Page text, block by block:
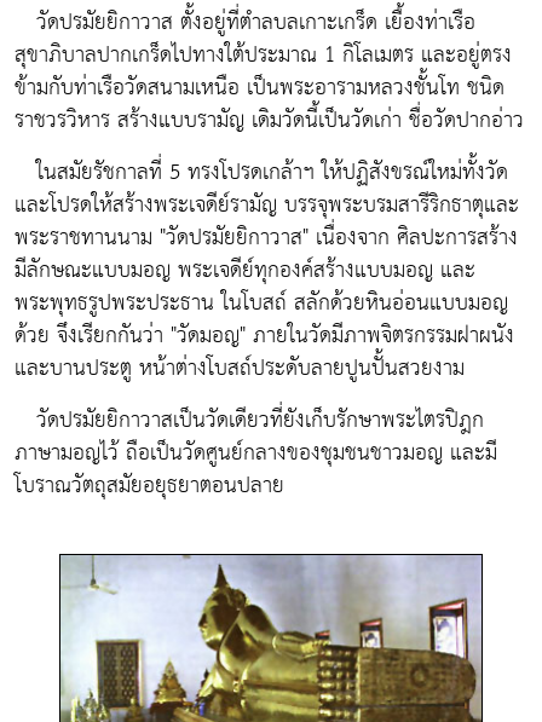
วัดปรมัยยิกาวาส ตั้งอยู่ที่ตำลบลเกาะเกร็ด เยื้องท่าเรือ
สุขาภิบาลปากเกร็ดไปทางใต้ประมาณ 1 กิโลเมตร และอยู่ตรง
ข้ามกับท่าเรือวัดสนามเหนือ เป็นพระอารามหลวงชั้นโท ชนิด
ราชวรวิหาร สร้างแบบรามัญ เดิมวัดนี้เป็นวัดเก่า ชื่อวัดปากอ่าว
ในสมัยรัชกาลที่ 5 ทรงโปรดเกล้าฯ ให้ปฏิสังขรณ์ใหม่ทั้งวัด
และโปรดให้สร้างพระเจดีย์รามัญ บรรจุพระบรมสารีริกธาตุและ
พระราชทานนาม "วัดปรมัยยิกาวาส" เนื่องจาก ศิลปะการสร้าง
มีลักษณะแบบมอญ พระเจดีย์ทุกองค์สร้างแบบมอญ และ
พระพุทธรูปพระประธาน ในโบสถ์ สลักด้วยหินอ่อนแบบมอญ
ด้วย จึงเรียกกันว่า "วัดมอญ" ภายในวัดมีภาพจิตรกรรมฝาผนัง
และบานประตู หน้าต่างโบสถ์ประดับลายปูนปั้นสวยงาม
วัดปรมัยยิกาวาสเป็นวัดเดียวที่ยังเก็บรักษาพระไตรปิฎก
ภาษามอญไว้ ถือเป็นวัดศูนย์กลางของชุมชนชาวมอญ และมี
โบราณวัตถุสมัยอยุธยาตอนปลาย